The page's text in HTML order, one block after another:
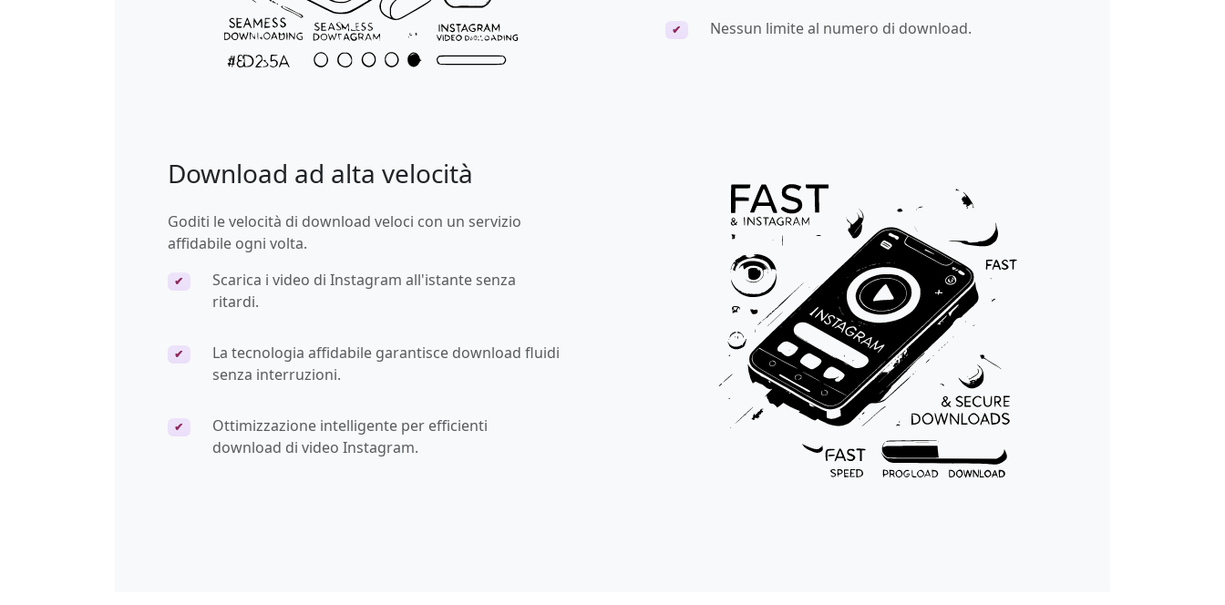
✔ Nessun limite al numero di download.
Download ad alta velocità
Goditi le velocità di download veloci con un servizio
affidabile ogni volta.
✔
Scarica i video di Instagram all'istante senza
ritardi.
✔
La tecnologia affidabile garantisce download fluidi
senza interruzioni.
✔
Ottimizzazione intelligente per efficienti
download di video Instagram.